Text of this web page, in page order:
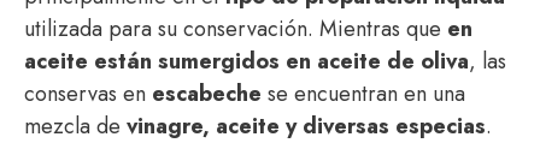
utilizada para su conservación. Mientras que en
aceite están sumergidos en aceite de oliva, las
conservas en escabeche se encuentran en una
mezcla de vinagre, aceite y diversas especias.